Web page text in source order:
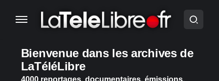
Bienvenue dans les archives de
LaTéléLibre
4000 reportages, documentaires, émissions,